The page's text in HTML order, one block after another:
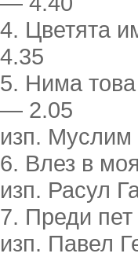
4. Цветята
4.35
5. Нима
— 2.05
изп.
6. Влез в
изп. Расул
7. Преди
изп. Павел